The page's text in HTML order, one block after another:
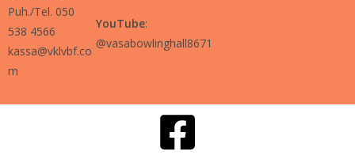
Puh./Tel. 050
538 4566
kassa@vklvbf.co
m
YouTube:
@vasabowlinghall8671